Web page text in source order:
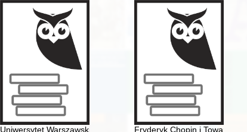
Uniwersytet Warszawski i młody ChopinFryderyk Chopin i